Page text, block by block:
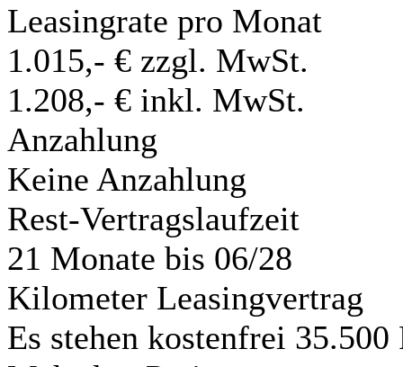
Leasingrate pro Monat
1.015,- € zzgl. MwSt.
1.208,- € inkl. MwSt.
Anzahlung
Keine Anzahlung
Rest-Vertragslaufzeit
21 Monate bis 06/28
Kilometer Leasingvertrag
Es stehen kostenfrei